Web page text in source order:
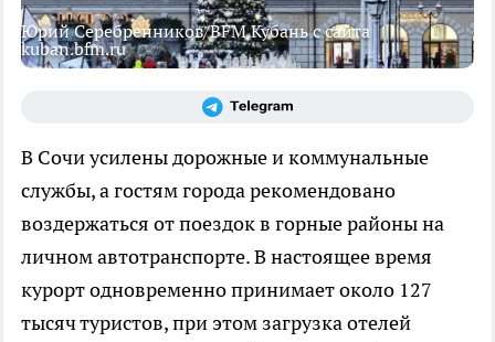
Юрий Серебренников/BFM Кубань с сайта
kuban.bfm.ru
В Сочи усилены дорожные и коммунальные
службы, а гостям города рекомендовано
воздержаться от поездок в горные районы на
личном автотранспорте. В настоящее время
курорт одновременно принимает около 127
тысяч туристов, при этом загрузка отелей